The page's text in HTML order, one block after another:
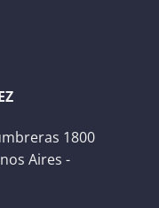
1800
Aires -